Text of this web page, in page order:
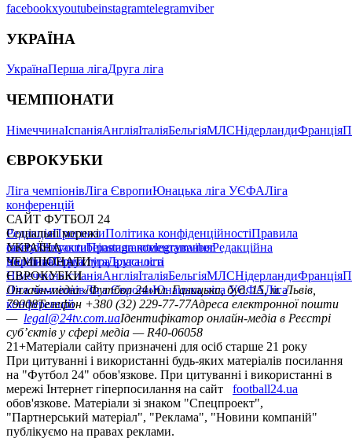
facebookxyoutubeinstagramtelegramviber
УКРАЇНА
УкраїнаПерша лігаДруга ліга
ЧЕМПІОНАТИ
НімеччинаІспаніяАнгліяІталіяБельгіяМЛСНідерландиФранція
ЄВРОКУБКИ
Ліга чемпіонівЛіга ЄвропиЮнацька ліга УЄФАЛіга
конференцій
САЙТ ФУТБОЛ 24
РедакціяПрогнозиПолітика конфіденційностіПравила
сайтуКонтактиПравила коментуванняРедакційна
політикаСтруктура власності
Соціальні мережі
facebookxyoutubeinstagramtelegramviber
УКРАЇНА
УкраїнаПерша лігаДруга ліга
ЧЕМПІОНАТИ
НімеччинаІспаніяАнгліяІталіяБельгіяМЛСНідерландиФранція
ЄВРОКУБКИ
Ліга чемпіонівЛіга ЄвропиЮнацька ліга УЄФАЛіга
конференцій
Онлайн-медіа «Футбол 24»пл. Галицька, буд. 15, м. Львів,
79008Телефон +380 (32) 229-77-77Адреса електронної пошти
— legal@24tv.com.uaІдентифікатор онлайн-медіа в Реєстрі
суб’єктів у сфері медіа — R40-06058
21+Матеріали сайту призначені для осіб старше 21 року
При цитуванні і використанні будь-яких матеріалів посилання
на "Футбол 24" обов'язкове. При цитуванні і використанні в
мережі Інтернет гіперпосилання на сайт
football24.ua
обов'язкове. Матеріали зі знаком "Спецпроект",
"Партнерський матеріал", "Реклама", "Новини компаній"
публікуємо на правах реклами.